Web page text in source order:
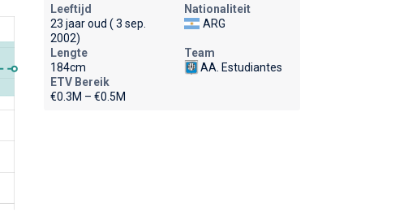
Leeftijd
23 jaar oud ( 3 sep.
2002)
Nationaliteit
ARG
Lengte
184cm
Team
AA. Estudiantes
ETV Bereik
€0.3M – €0.5M